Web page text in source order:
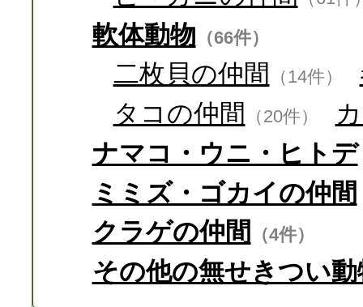
軟体動物 （66件）
二枚貝の仲間 （14件）
タコの仲間
（20件）
ナマコ・ウニ・ヒトデ
ミミズ・ゴカイの仲間
クラゲの仲間 （4件）
その他の無せきつい動